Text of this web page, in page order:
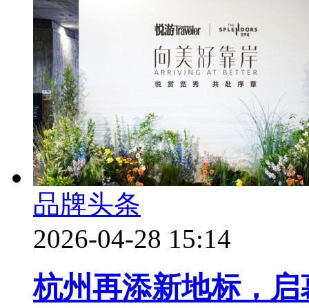
品牌头条
2026-04-28 15:14
杭州再添新地标，